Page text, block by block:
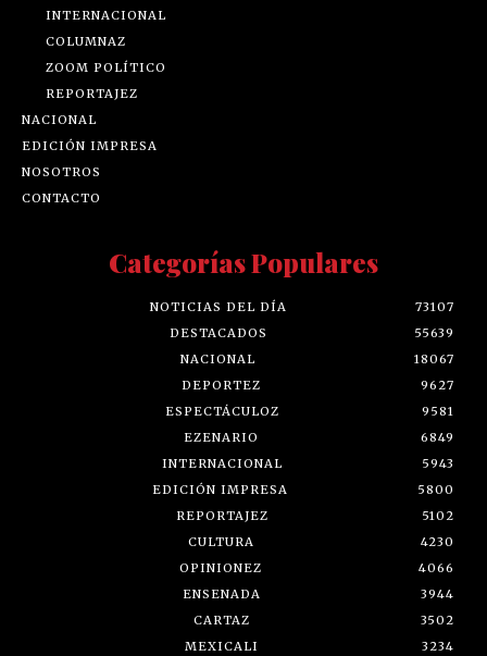
INTERNACIONAL
COLUMNAZ
ZOOM POLÍTICO
REPORTAJEZ
NACIONAL
EDICIÓN IMPRESA
NOSOTROS
CONTACTO
Categorías Populares
NOTICIAS DEL DÍA
73107
DESTACADOS
55639
NACIONAL
18067
DEPORTEZ
9627
ESPECTÁCULOZ
9581
EZENARIO
6849
INTERNACIONAL
5943
EDICIÓN IMPRESA
5800
REPORTAJEZ
5102
CULTURA
4230
OPINIONEZ
4066
ENSENADA
3944
CARTAZ
3502
MEXICALI
3234